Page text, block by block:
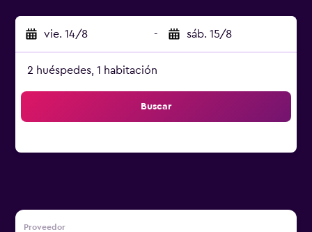
vie. 14/8 - sáb. 15/8
2 huéspedes, 1 habitación
Buscar
Proveedor